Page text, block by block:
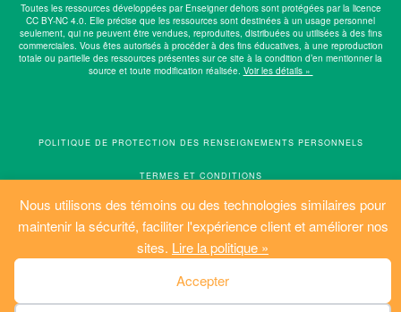
Toutes les ressources développées par Enseigner dehors sont protégées par la licence
CC BY-NC 4.0. Elle précise que les ressources sont destinées à un usage personnel
seulement, qui ne peuvent être vendues, reproduites, distribuées ou utilisées à des fins
commerciales. Vous êtes autorisés à procéder à des fins éducatives, à une reproduction
totale ou partielle des ressources présentes sur ce site à la condition d’en mentionner la
source et toute modification réalisée. Voir les détails »
POLITIQUE DE PROTECTION DES RENSEIGNEMENTS PERSONNELS
TERMES ET CONDITIONS
POLITIQUE D’IDENTIFICATION DES TÉMOINS
PLAN DU SITE
© ENSEIGNER DEHORS. TOUS DROITS RÉSERVÉS.
RÉALISATION: SALTO
Nous utilisons des témoins ou des technologies similaires pour
maintenir la sécurité, faciliter l'expérience client et améliorer nos
sites. Lire la politique »
Accepter